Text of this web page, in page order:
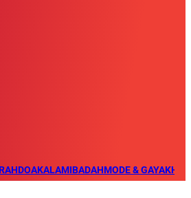
DOAKALAMIBADAHMODE & GAYA